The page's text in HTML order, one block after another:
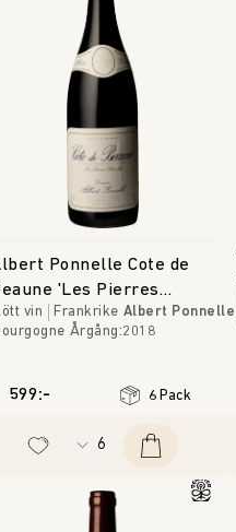
Ponnelle Cote de
'Les Pierres
vin Frankrike Albert Ponnelle
Årgång:2018
599:- 6 Pack